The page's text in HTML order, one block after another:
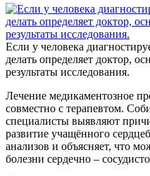
Если у человека
делать определяет доктор,
результаты исследования.
Лечение медикаментозное
совместно с терапевтом.
специалисты выявляют
развитие учащённого
анализов и объясняет, что
болезни сердечно –